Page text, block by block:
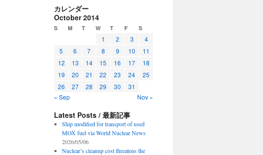
カレンダー
October 2014
S M T W T F S
1 2 3
4
5
6 7 8 9 10
11
12
13 14 15 16 17
18
19
20 21 22 23 24
25
26
27 28 29 30
31
« Sep
Nov »
Latest Posts / 最新記事
Ship modified for transport of used
MOX fuel via World Nuclear News
2026/05/06
Nuclear’s cleanup cost threatens the